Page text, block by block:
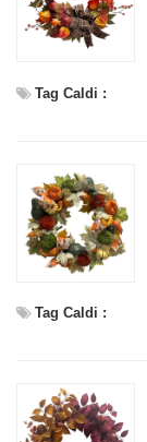
Tag Caldi :
Tag Caldi :